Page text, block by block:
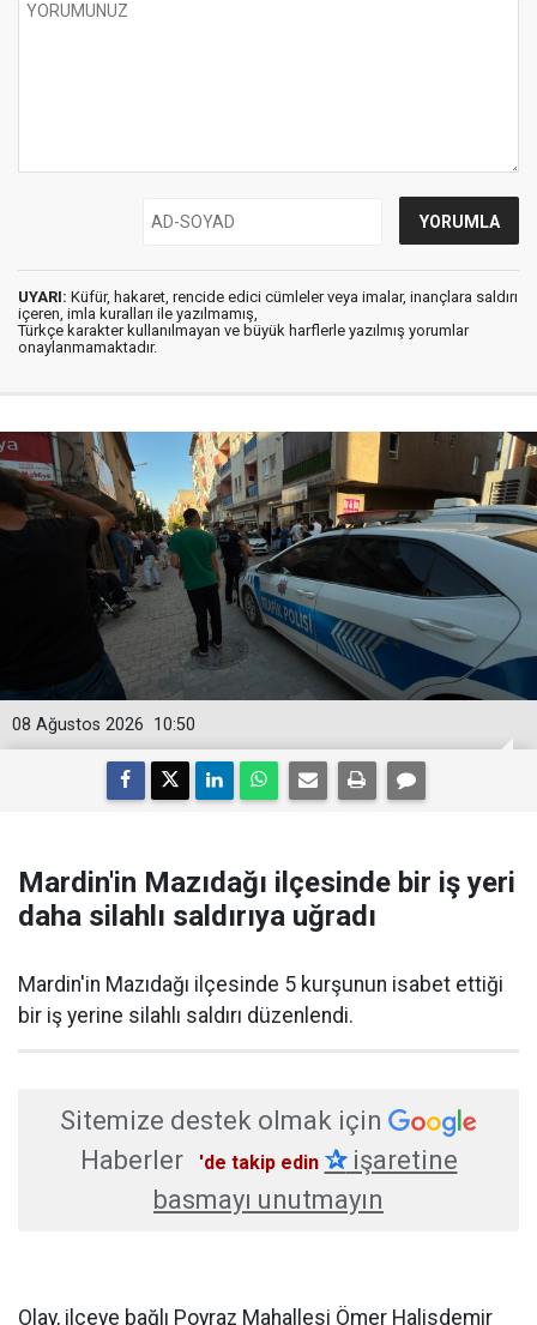
UYARI: Küfür, hakaret, rencide edici cümleler veya imalar, inançlara saldırı
içeren, imla kuralları ile yazılmamış,
Türkçe karakter kullanılmayan ve büyük harflerle yazılmış yorumlar
onaylanmamaktadır.
10:50
08 Ağustos 2026
Mardin'in Mazıdağı ilçesinde bir iş yeri
daha silahlı saldırıya uğradı
Mardin'in Mazıdağı ilçesinde 5 kurşunun isabet ettiği
bir iş yerine silahlı saldırı düzenlendi.
Sitemize destek olmak için
Haberler
'de takip edin ✰işaretine
basmayı unutmayın
Olay, ilçeye bağlı Poyraz Mahallesi Ömer Halisdemir